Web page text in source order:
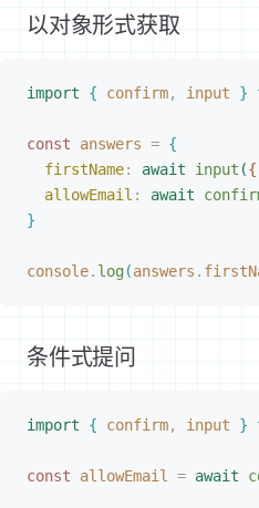
以对象形式获取
import { confirm, input }
const answers = {
firstName: await input ({
allowEmail : await
}
console. log(answers .
条件式提问
import { confirm, input }
const allowEmail = await